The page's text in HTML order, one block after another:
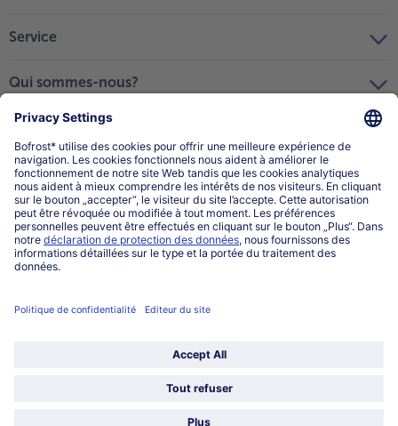
Service
Qui sommes-nous?
Catégories
Sélectionner le pays / la langue